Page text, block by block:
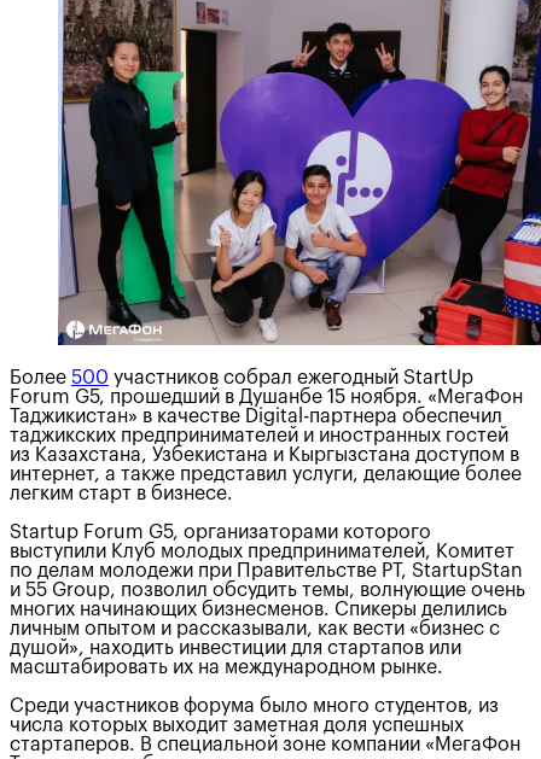
Более 500 участников собрал ежегодный StartUp
Forum G5, прошедший в Душанбе 15 ноября. «МегаФон
Таджикистан» в качестве Digital-партнера обеспечил
таджикских предпринимателей и иностранных гостей
из Казахстана, Узбекистана и Кыргызстана доступом в
интернет, а также представил услуги, делающие более
легким старт в бизнесе.
Startup Forum G5, организаторами которого
выступили Клуб молодых предпринимателей, Комитет
по делам молодежи при Правительстве РТ, StartupStan
и 55 Group, позволил обсудить темы, волнующие очень
многих начинающих бизнесменов. Спикеры делились
личным опытом и рассказывали, как вести «бизнес с
душой», находить инвестиции для стартапов или
масштабировать их на международном рынке.
Среди участников форума было много студентов, из
числа которых выходит заметная доля успешных
стартаперов. В специальной зоне компании «МегаФон